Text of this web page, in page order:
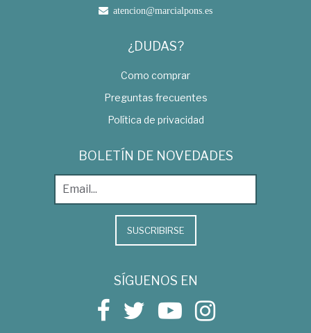
atencion@marcialpons.es
¿DUDAS?
Como comprar
Preguntas frecuentes
Política de privacidad
BOLETÍN DE NOVEDADES
SUSCRIBIRSE
SÍGUENOS EN